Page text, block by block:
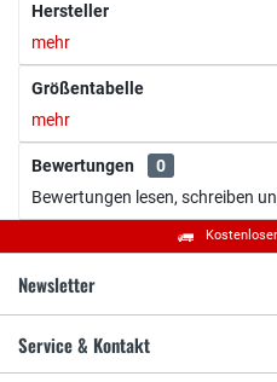
Hersteller
mehr
Größentabelle
mehr
Bewertungen
0
Bewertungen lesen, schreiben
Newsletter
Service & Kontakt